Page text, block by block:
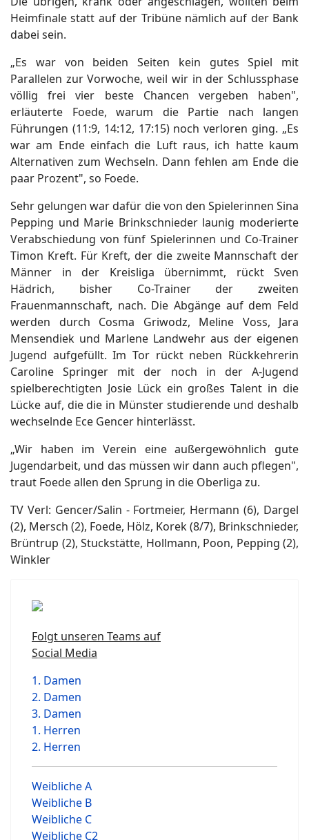
Heimfinale statt auf der Tribüne nämlich auf der Bank
dabei sein.
„Es war von beiden Seiten kein gutes Spiel mit
Parallelen zur Vorwoche, weil wir in der Schlussphase
völlig frei vier beste Chancen vergeben haben",
erläuterte Foede, warum die Partie nach langen
Führungen (11:9, 14:12, 17:15) noch verloren ging. „Es
war am Ende einfach die Luft raus, ich hatte kaum
Alternativen zum Wechseln. Dann fehlen am Ende die
paar Prozent", so Foede.
Sehr gelungen war dafür die von den Spielerinnen Sina
Pepping und Marie Brinkschnieder launig moderierte
Verabschiedung von fünf Spielerinnen und Co-Trainer
Timon Kreft. Für Kreft, der die zweite Mannschaft der
Männer in der Kreisliga übernimmt, rückt Sven
Hädrich, bisher Co-Trainer der zweiten
Frauenmannschaft, nach. Die Abgänge auf dem Feld
werden durch Cosma Griwodz, Meline Voss, Jara
Mensendiek und Marlene Landwehr aus der eigenen
Jugend aufgefüllt. Im Tor rückt neben Rückkehrerin
Caroline Springer mit der noch in der A-Jugend
spielberechtigten Josie Lück ein großes Talent in die
Lücke auf, die die in Münster studierende und deshalb
wechselnde Ece Gencer hinterlässt.
„Wir haben im Verein eine außergewöhnlich gute
Jugendarbeit, und das müssen wir dann auch pflegen",
traut Foede allen den Sprung in die Oberliga zu.
TV Verl: Gencer/Salin - Fortmeier, Hermann (6), Dargel
(2), Mersch (2), Foede, Hölz, Korek (8/7), Brinkschnieder,
Brüntrup (2), Stuckstätte, Hollmann, Poon, Pepping (2),
Winkler
Folgt unseren Teams auf
Social Media
1. Damen
2. Damen
3. Damen
1. Herren
2. Herren
Weibliche A
Weibliche B
Weibliche C
Weibliche C2